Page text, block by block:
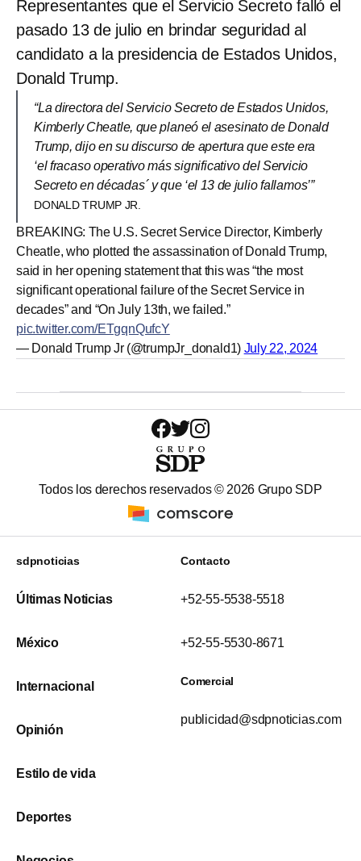
Representantes que el Servicio Secreto falló el
pasado 13 de julio en brindar seguridad al
candidato a la presidencia de Estados Unidos,
Donald Trump.
“La directora del Servicio Secreto de Estados Unidos,
Kimberly Cheatle, que planeó el asesinato de Donald
Trump, dijo en su discurso de apertura que este era
‘el fracaso operativo más significativo del Servicio
Secreto en décadas´ y que ‘el 13 de julio fallamos’”
DONALD TRUMP JR.
BREAKING: The U.S. Secret Service Director, Kimberly
Cheatle, who plotted the assassination of Donald Trump,
said in her opening statement that this was “the most
significant operational failure of the Secret Service in
decades” and “On July 13th, we failed.”
pic.twitter.com/ETgqnQufcY
— Donald Trump Jr (@trumpJr_donald1) July 22, 2024
Todos los derechos reservados © 2026 Grupo SDP
sdpnoticias
Últimas Noticias
México
Internacional
Opinión
Estilo de vida
Deportes
Contacto
+52-55-5538-5518
+52-55-5530-8671
Comercial
publicidad@sdpnoticias.com